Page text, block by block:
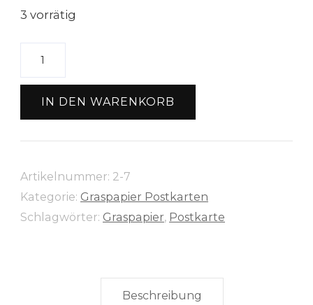
3 vorrätig
IN DEN WARENKORB
Artikelnummer: 2-7
Kategorie: Graspapier Postkarten
Schlagwörter: Graspapier, Postkarte
Beschreibung